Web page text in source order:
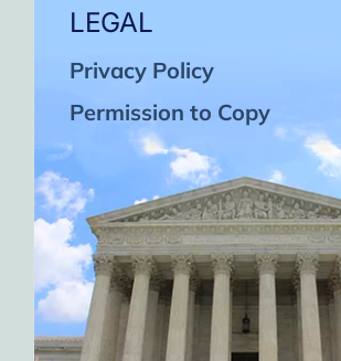
LEGAL
Privacy Policy
Permission to Copy